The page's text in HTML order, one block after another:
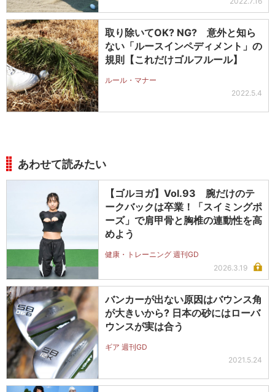
取り除いてOK? NG? 意外と知ら
ない「ルースインペディメント」の
規則【これだけゴルフルール】
ルール・マナー
2022.5.4
あわせて読みたい
【ゴルヨガ】Vol.93 腕だけのテ
ークバックは卒業！「スイミングポ
ーズ」で肩甲骨と胸椎の連動性を高
めよう
健康・トレーニング 週刊GD
2026.3.19
バンカーが出ない原因はバウンス角
が大きいから? 日本の砂にはローバ
ウンスが実は合う
ギア 週刊GD
2021.5.24